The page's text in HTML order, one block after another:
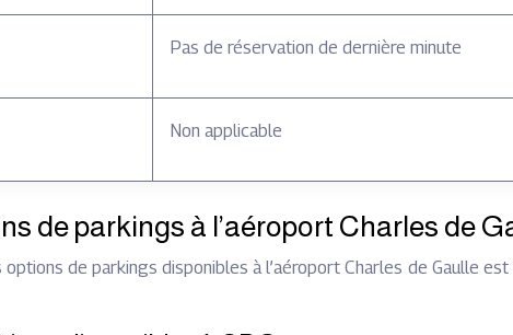
Pas de réservation de dernière minute
Non applicable
de parkings à l’aéroport Charles de
de parkings disponibles à l’aéroport Charles de Gaulle